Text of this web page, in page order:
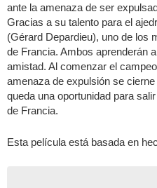
ante la amenaza de ser
Gracias a su talento para el
(Gérard Depardieu), uno de los
de Francia. Ambos aprenderán
amistad. Al comenzar el
amenaza de expulsión se
queda una oportunidad para
de Francia.
Esta película está basada en